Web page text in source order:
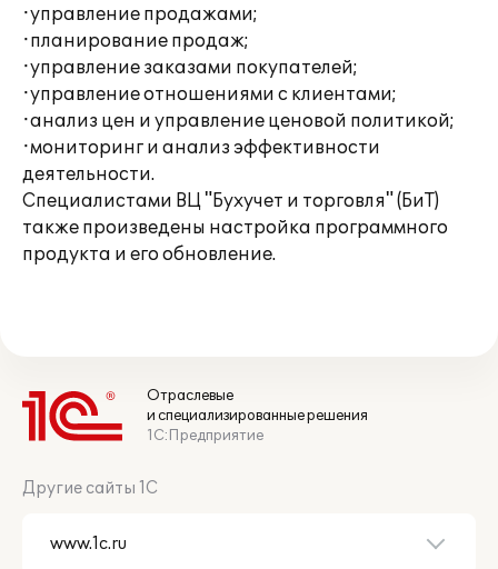
·управление продажами;
·планирование продаж;
·управление заказами покупателей;
·управление отношениями с клиентами;
·анализ цен и управление ценовой политикой;
·мониторинг и анализ эффективности
деятельности.
Специалистами ВЦ "Бухучет и торговля" (БиТ)
также произведены настройка программного
продукта и его обновление.
Отраслевые
и специализированные решения
1С:Предприятие
Другие сайты 1С